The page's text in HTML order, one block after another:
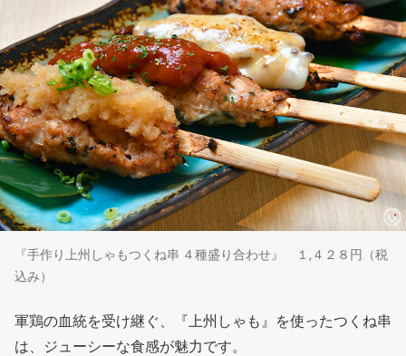
『手作り上州しゃもつくね串 ４種盛り合わせ』 １,４２８円（税
込み）
軍鶏の血統を受け継ぐ、『上州しゃも』を使ったつくね串
は、ジューシーな食感が魅力です。